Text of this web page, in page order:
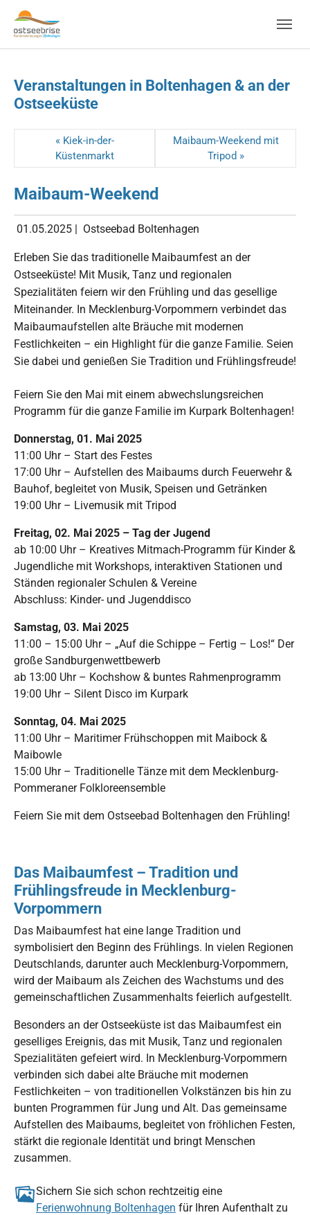
Skip to main navigation
Zum Hauptinhalt springen
Skip to page footer
Veranstaltungen in Boltenhagen & an der
Ostseeküste
« Kiek-in-der-
Küstenmarkt
Maibaum-Weekend mit
Tripod »
Maibaum-Weekend
01.05.2025 | Ostseebad Boltenhagen
Erleben Sie das traditionelle Maibaumfest an der
Ostseeküste! Mit Musik, Tanz und regionalen
Spezialitäten feiern wir den Frühling und das gesellige
Miteinander. In Mecklenburg-Vorpommern verbindet das
Maibaumaufstellen alte Bräuche mit modernen
Festlichkeiten – ein Highlight für die ganze Familie. Seien
Sie dabei und genießen Sie Tradition und Frühlingsfreude!
Feiern Sie den Mai mit einem abwechslungsreichen
Programm für die ganze Familie im Kurpark Boltenhagen!
Donnerstag, 01. Mai 2025
11:00 Uhr – Start des Festes
17:00 Uhr – Aufstellen des Maibaums durch Feuerwehr &
Bauhof, begleitet von Musik, Speisen und Getränken
19:00 Uhr – Livemusik mit Tripod
Freitag, 02. Mai 2025 – Tag der Jugend
ab 10:00 Uhr – Kreatives Mitmach-Programm für Kinder &
Jugendliche mit Workshops, interaktiven Stationen und
Ständen regionaler Schulen & Vereine
Abschluss: Kinder- und Jugenddisco
Samstag, 03. Mai 2025
11:00 – 15:00 Uhr – „Auf die Schippe – Fertig – Los!“ Der
große Sandburgenwettbewerb
ab 13:00 Uhr – Kochshow & buntes Rahmenprogramm
19:00 Uhr – Silent Disco im Kurpark
Sonntag, 04. Mai 2025
11:00 Uhr – Maritimer Frühschoppen mit Maibock &
Maibowle
15:00 Uhr – Traditionelle Tänze mit dem Mecklenburg-
Pommeraner Folkloreensemble
Feiern Sie mit dem Ostseebad Boltenhagen den Frühling!
Das Maibaumfest – Tradition und
Frühlingsfreude in Mecklenburg-
Vorpommern
Das Maibaumfest hat eine lange Tradition und
symbolisiert den Beginn des Frühlings. In vielen Regionen
Deutschlands, darunter auch Mecklenburg-Vorpommern,
wird der Maibaum als Zeichen des Wachstums und des
gemeinschaftlichen Zusammenhalts feierlich aufgestellt.
Besonders an der Ostseeküste ist das Maibaumfest ein
geselliges Ereignis, das mit Musik, Tanz und regionalen
Spezialitäten gefeiert wird. In Mecklenburg-Vorpommern
verbinden sich dabei alte Bräuche mit modernen
Festlichkeiten – von traditionellen Volkstänzen bis hin zu
bunten Programmen für Jung und Alt. Das gemeinsame
Aufstellen des Maibaums, begleitet von fröhlichen Festen,
stärkt die regionale Identität und bringt Menschen
zusammen.
Sichern Sie sich schon rechtzeitig eine
Ferienwohnung Boltenhagen für Ihren Aufenthalt zu